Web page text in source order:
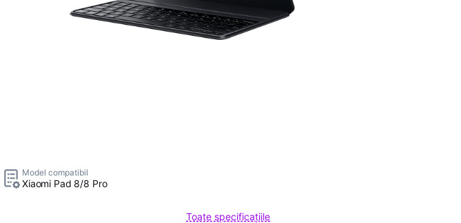
Model compatibil
Xiaomi Pad 8/8 Pro
Toate specificațiile